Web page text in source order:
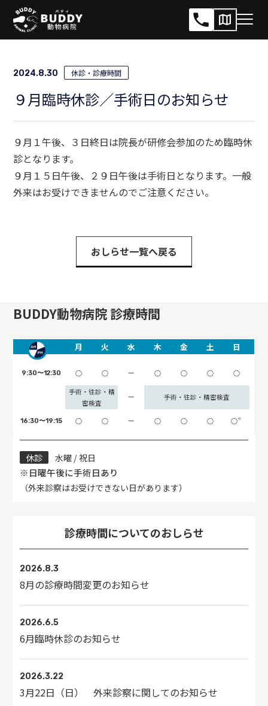
サ
イメ
ニ
2024.8.30 休診・診療時間
９月臨時休診／手術日のお知らせ
９月１午後、３日終日は院長が研修会参加のため臨時休
診となります。
９月１５日午後、２９日午後は手術日となります。一般
外来はお受けできませんのでご注意ください。
おしらせ一覧へ戻る
BUDDY動物病院 診療時間
月 火 水 木 金 土 日
9:30〜12:30 ○ ○ ー ○ ○ ○ ○
手術・往診・精
密検査
ー 手術・往診・精密検査
16:30〜19:15 ○ ○ ー ○ ○ ○ ○※
休診
水曜 / 祝日
※日曜午後に手術日あり
（外来診察はお受けできない日があります）
診療時間についてのおしらせ
2026.8.3
8月の診療時間変更のお知らせ
2026.6.5
6月臨時休診のお知らせ
2026.3.22
3月22日（日） 外来診察に関してのお知らせ